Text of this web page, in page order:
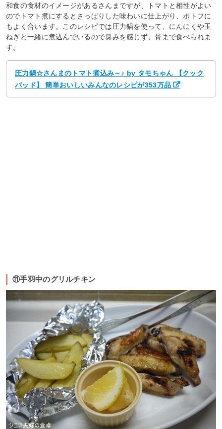
和食の食材のイメージがあるさんまですが、トマトと相性がよい
のでトマト煮にするとさっぱりした味わいに仕上がり、ポトフに
もよく合います。このレシピでは圧力鍋を使って、にんにくや玉
ねぎと一緒に煮込んでいるので臭みを感じず、骨まで食べられま
す。
圧力鍋☆さんまのトマト煮込み～♪ by タモちゃん 【クック
パッド】 簡単おいしいみんなのレシピが353万品
⑪手羽中のグリルチキン